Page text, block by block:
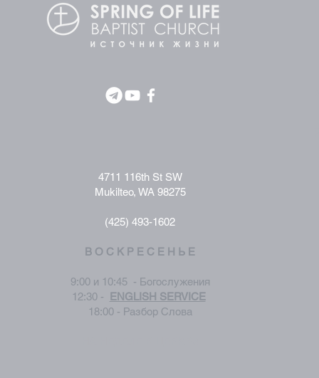
4711 116th St SW
Mukilteo, WA 98275
(425) 493-1602
В О С К Р Е С Е Н Ь Е
9:00 и 10:45 - Богослужения
12:30 -
ENGLISH SERVICE
18:00 - Разбор Слова